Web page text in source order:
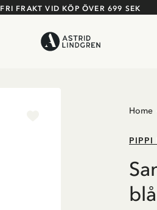
FRI FRAKT VID KÖP ÖVER 699 SEK
Home
PIPPI
blå